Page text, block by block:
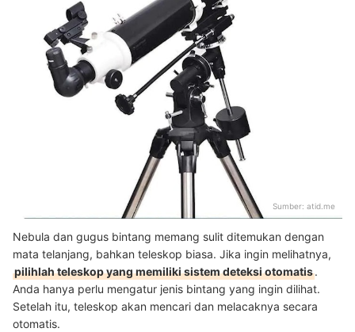
Sumber: atid.me
Nebula dan gugus bintang memang sulit ditemukan dengan
mata telanjang, bahkan teleskop biasa. Jika ingin melihatnya,
pilihlah teleskop yang memiliki sistem deteksi otomatis.
Anda hanya perlu mengatur jenis bintang yang ingin dilihat.
Setelah itu, teleskop akan mencari dan melacaknya secara
otomatis.